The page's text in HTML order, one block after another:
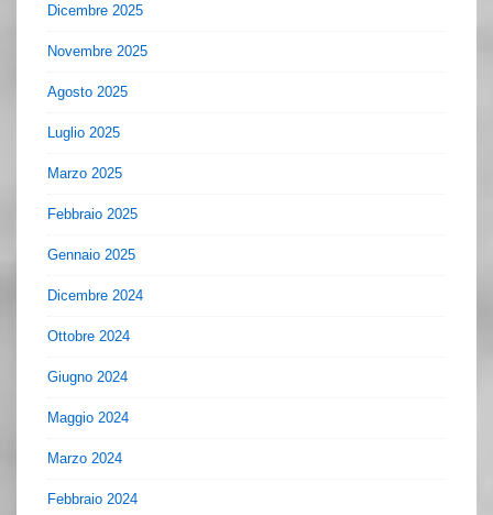
Dicembre 2025
Novembre 2025
Agosto 2025
Luglio 2025
Marzo 2025
Febbraio 2025
Gennaio 2025
Dicembre 2024
Ottobre 2024
Giugno 2024
Maggio 2024
Marzo 2024
Febbraio 2024